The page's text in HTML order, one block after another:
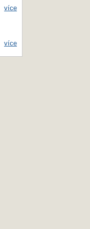
více
více